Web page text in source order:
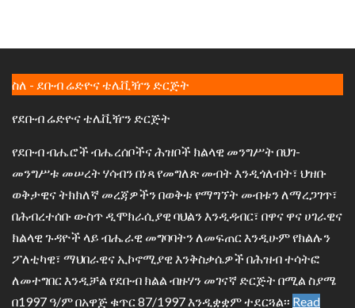
ስለ - ደቡብ ሬድዮና ቴሌቪዥን ድርጅት
የደቡብ ሬድዮና ቴሌቪዥን ድርጅት
የደቡብ ብሔሮች ብሔረሰቦችና ሕዝቦች ክልላዊ መንግሥት በህገ-
መንግሥቱ መሠረት ሃሳብን በነጻ የመግለጽ መብት እንዲጎለብት፣ ህዝቡ
ወቅታዊና ትክክለኛ መረጃዎችን በወቅቱ የማግኘት መብቱን ለማረጋገጥ፣
በሕብረተሰቡ ውስጥ ዲሞክራሲያዊ ባህልን እንዲዳብር፣ በዋና ዋና ሀገራዊና
ክልላዊ ጉዳዮች ላይ ብሔራዊ መግባባትን ለመፍጠር እንዲሁም የክልሉን
ፖለቲካዊ፣ ማህበራዊና ኢኮኖሚያዊ እንቅስቃሴዎች በሕዝብ ተሳትፎ
ለመተግበር እንዲቻል የደቡብ ክልል ብዙሃን መገናኛ ድርጅት በሚል ስያሜ
በ1997 ዓ/ም በአዋጅ ቁጥር 87/1997 እንዲቋቋም ተደርጓል፡፡ Read